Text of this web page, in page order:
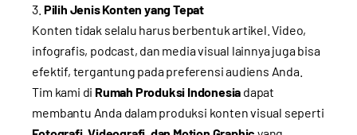
Pilih Jenis Konten yang Tepat
Konten tidak selalu harus berbentuk artikel. Video,
infografis, podcast, dan media visual lainnya juga bisa
efektif, tergantung pada preferensi audiens Anda.
Tim kami di Rumah Produksi Indonesia dapat
membantu Anda dalam produksi konten visual seperti